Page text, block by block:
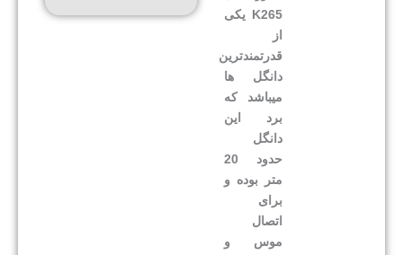
K265 یکی
از
قدرتمندترین
دانگل ها
میباشد که
برد این
دانگل
حدود 20
متر بوده و
برای
اتصال
موس و